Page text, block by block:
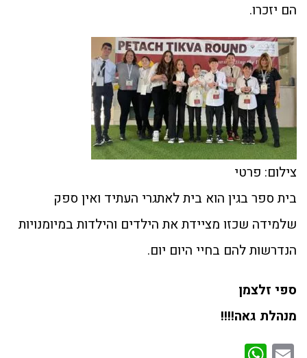
הם יזכרו.
צילום: פרטי
בית ספר בגין הוא בית לאתגרי העתיד ואין ספק
שלמידה שכזו מציידת את הילדים והילדות במיומנויות
הנדרשות להם בחיי היום יום.
ספי זלצמן
מנהלת גאה!!!!